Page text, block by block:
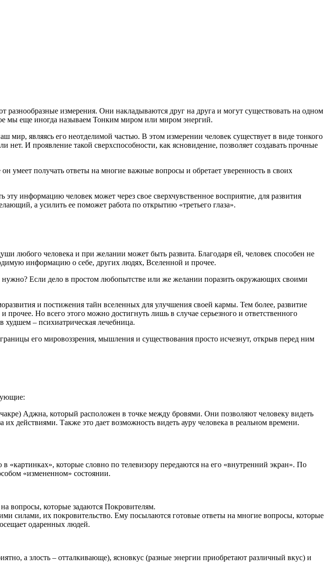
разнообразные измерения. Они накладываются друг на друга и могут существовать на одном
мы еще иногда называем Тонким миром или миром энергий.
мир, являясь его неотделимой частью. В этом измерении человек существует в виде тонкого
нет. И проявление такой сверхспособности, как ясновидение, позволяет создавать прочные
умеет получать ответы на многие важные вопросы и обретает уверенность в своих
информацию человек может через свое сверхчувственное восприятие, для развития
а усилить ее поможет работа по открытию «третьего глаза».
любого человека и при желании может быть развита. Благодаря ей, человек способен не
информацию о себе, других людях, Вселенной и прочее.
нужно? Если дело в простом любопытстве или же желании поразить окружающих своими
и постижения тайн вселенных для улучшения своей кармы. Тем более, развитие
Но всего этого можно достигнуть лишь в случае серьезного и ответственного
– психиатрическая лечебница.
его мировоззрения, мышления и существования просто исчезнут, открыв перед ним
Аджна, который расположен в точке между бровями. Они позволяют человеку видеть
действиями. Также это дает возможность видеть ауру человека в реальном времени.
которые словно по телевизору передаются на его «внутренний экран». По
«измененном» состоянии.
вопросы, которые задаются Покровителям.
силами, их покровительство. Ему посылаются готовые ответы на многие вопросы, которые
одаренных людей.
а злость – отталкивающе), ясновкус (разные энергии приобретают различный вкус) и